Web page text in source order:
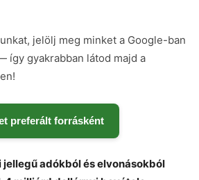
jelölj meg minket a Google-ban
így gyakrabban látod majd a
preferált forrásként
adókból és elvonásokból